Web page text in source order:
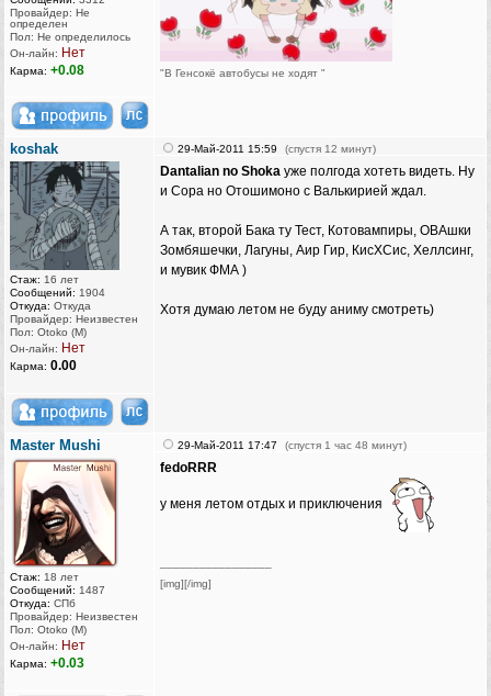
Провайдер: Не
определен
Пол: Не определилось
Он-лайн: Нет
Карма: +0.08 "В Генсокё автобусы не ходят "
koshak
Стаж: 16 лет
Сообщений: 1904
Откуда: Откуда
Провайдер: Неизвестен
Пол: Otoko (M)
Он-лайн: Нет
Карма: 0.00
29-Май-2011 15:59 (спустя 12 минут)
Dantalian no Shoka уже полгода хотеть видеть. Ну
и Сора но Отошимоно с Валькирией ждал.
А так, второй Бака ту Тест, Котовампиры, ОВАшки
Зомбяшечки, Лагуны, Аир Гир, КисХСис, Хеллсинг,
и мувик ФМА )
Хотя думаю летом не буду аниму смотреть)
Master Mushi
Стаж: 18 лет
Сообщений: 1487
Откуда: СПб
Провайдер: Неизвестен
Пол: Otoko (M)
Он-лайн: Нет
Карма: +0.03
29-Май-2011 17:47 (спустя 1 час 48 минут)
fedoRRR
у меня летом отдых и приключения
[img][/img]